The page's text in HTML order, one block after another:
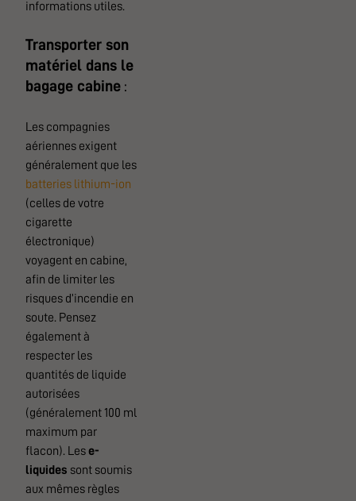
informations utiles.
Transporter son
matériel dans le
bagage cabine :
Les compagnies
aériennes exigent
généralement que les
batteries lithium-ion
(celles de votre
cigarette
électronique)
voyagent en cabine,
afin de limiter les
risques d’incendie en
soute. Pensez
également à
respecter les
quantités de liquide
autorisées
(généralement 100 ml
maximum par
flacon). Lese-
liquides sont soumis
aux mêmes règles